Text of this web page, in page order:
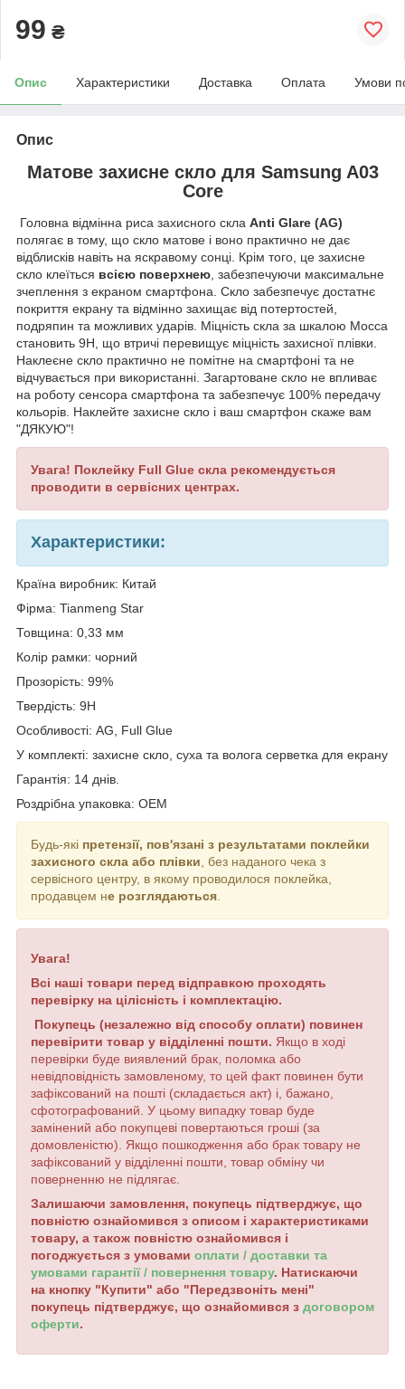
99 ₴
Опис Характеристики Доставка Оплата Умови
Опис
Матове захисне скло для Samsung A03
Core
Головна відмінна риса захисного скла Anti Glare (AG)
полягає в тому, що скло матове і воно практично не дає
відблисків навіть на яскравому сонці. Крім того, це захисне
скло клеїться всією поверхнею, забезпечуючи максимальне
зчеплення з екраном смартфона. Скло забезпечує достатнє
покриття екрану та відмінно захищає від потертостей,
подряпин та можливих ударів. Міцність скла за шкалою Мосса
становить 9H, що втричі перевищує міцність захисної плівки.
Наклеєне скло практично не помітне на смартфоні та не
відчувається при використанні. Загартоване скло не впливає
на роботу сенсора смартфона та забезпечує 100% передачу
кольорів. Наклейте захисне скло і ваш смартфон скаже вам
"ДЯКУЮ"!
Увага! Поклейку Full Glue скла рекомендується
проводити в сервісних центрах.
Характеристики:
Країна виробник: Китай
Фірма: Tianmeng Star
Товщина: 0,33 мм
Колір рамки: чорний
Прозорість: 99%
Твердість: 9H
Особливості: AG, Full Glue
У комплекті: захисне скло, суха та волога серветка для екрану
Гарантія: 14 днів.
Роздрібна упаковка: OEM
Будь-які претензії, пов'язані з результатами поклейки
захисного скла або плівки, без наданого чека з
сервісного центру, в якому проводилося поклейка,
продавцем не розглядаються.
Увага!
Всі наші товари перед відправкою проходять
перевірку на цілісність і комплектацію.
Покупець (незалежно від способу оплати) повинен
перевірити товар у відділенні пошти. Якщо в ході
перевірки буде виявлений брак, поломка або
невідповідність замовленому, то цей факт повинен бути
зафіксований на пошті (складається акт) і, бажано,
сфотографований. У цьому випадку товар буде
замінений або покупцеві повертаються гроші (за
домовленістю). Якщо пошкодження або брак товару не
зафіксований у відділенні пошти, товар обміну чи
поверненню не підлягає.
Залишаючи замовлення, покупець підтверджує, що
повністю ознайомився з описом і характеристиками
товару, а також повністю ознайомився і
погоджується з умовами оплати / доставки та
умовами гарантії / повернення товару. Натискаючи
на кнопку "Купити" або "Передзвоніть мені"
покупець підтверджує, що ознайомився з договором
оферти.